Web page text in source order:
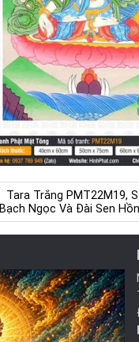
Tara Trắng PMT22M19,
Bạch Ngọc Và Đài Sen